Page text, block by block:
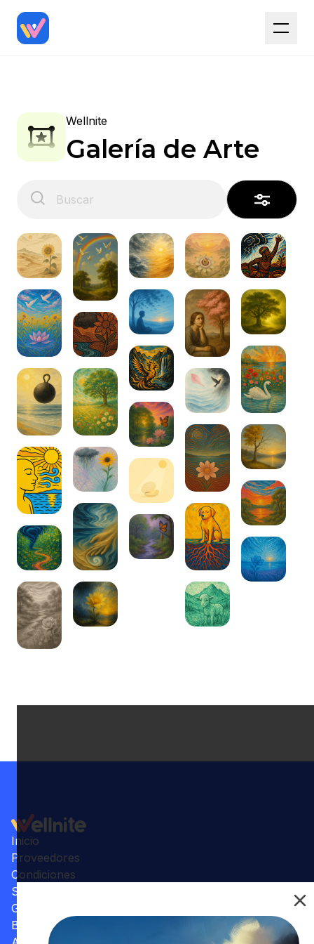
Wellnite
Galería de Arte
Inicio
Proveedores
Condiciones
Su Consultorio
Galería
Beneficios